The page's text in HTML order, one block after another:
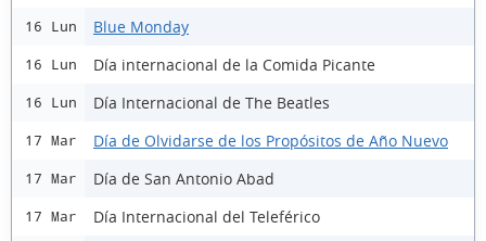
16 Lun Blue Monday
16 Lun Día internacional de la Comida Picante
16 Lun Día Internacional de The Beatles
17 Mar Día de Olvidarse de los Propósitos de Año Nuevo
17 Mar Día de San Antonio Abad
17 Mar Día Internacional del Teleférico